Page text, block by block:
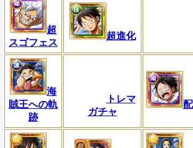
超
スゴフェス
超進化
海
賊王への軌
跡
トレマ
ガチャ